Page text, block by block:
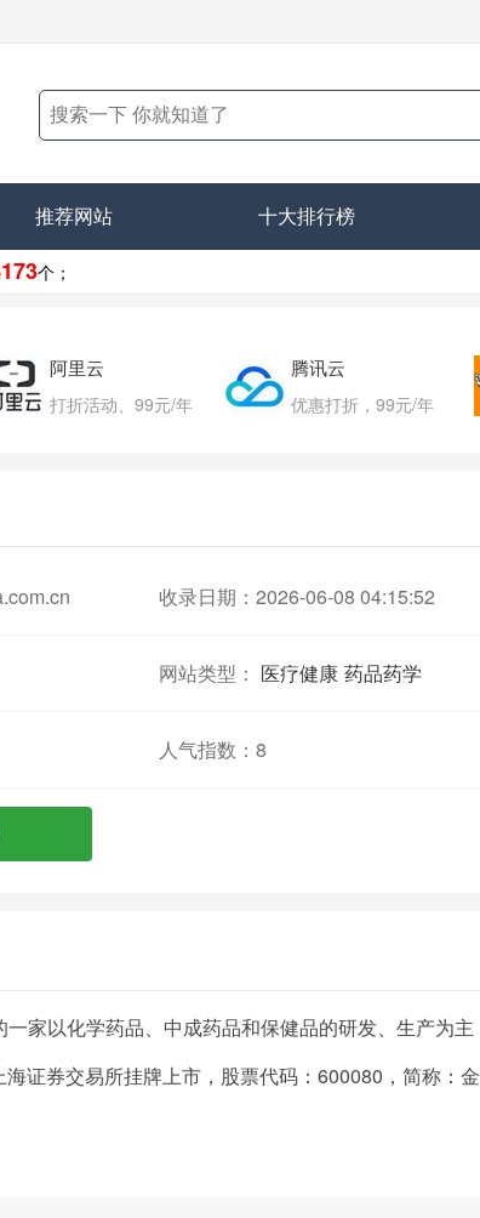
推荐网站 十大排行榜
个；
阿里云
打折活动、99元/年
腾讯云
优惠打折，99元/年
收录日期：2026-06-08 04:15:52
网站类型： 医疗健康 药品药学
人气指数： 8
家以化学药品、中成药品和保健品的研发、生产为主
证券交易所挂牌上市，股票代码：600080，简称：金